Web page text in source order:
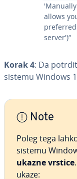
allows
server')“
Korak 4: Da
sistemu Windows
Note
Poleg tega
sistemu
ukazne vrstice
ukaze: